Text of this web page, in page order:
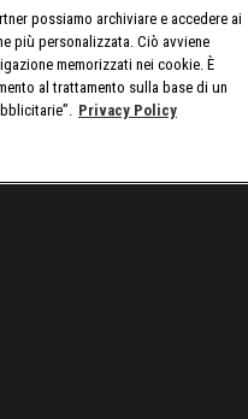
possiamo archiviare e accedere ai
più personalizzata. Ciò avviene
memorizzati nei cookie. È
al trattamento sulla base di un
Privacy Policy